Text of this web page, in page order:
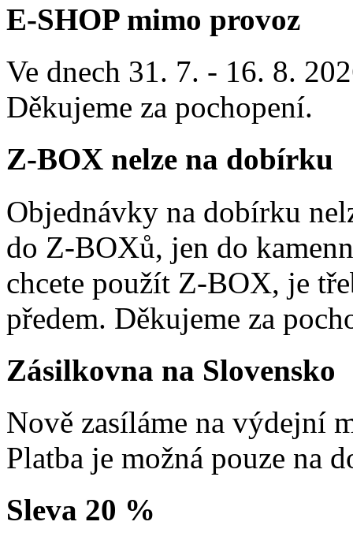
E-SHOP mimo provoz
Ve dnech 31. 7. - 16. 8.
Děkujeme za pochopení.
Z-BOX nelze na dobírku
Objednávky na dobírku
do Z-BOXů, jen do
chcete použít Z-BOX, je
předem. Děkujeme za
Zásilkovna na Slovensko
Nově zasíláme na výdejní
Platba je možná pouze na
Sleva 20 %